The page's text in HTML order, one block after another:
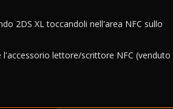
2DS XL toccandoli nell'area NFC sullo
lettore/scrittore NFC (venduto